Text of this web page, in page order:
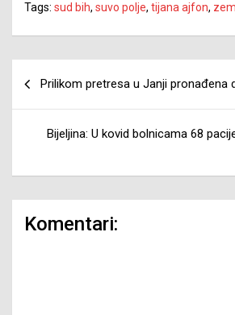
Tags: sud bih, suvo polje, tijana ajfon,
Prilikom pretresa u Janji pronađena
Bijeljina: U kovid bolnicama 68
Komentari: